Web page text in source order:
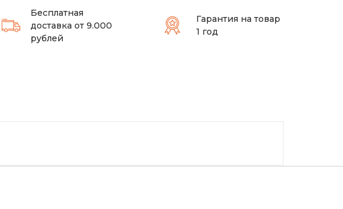
Бесплатная
доставка от 9.000
рублей
Гарантия на товар
1 год